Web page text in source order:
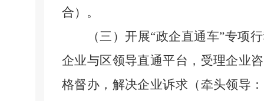
合）。
（三）开展“政企直通车”专项
企业与区领导直通平台，受理企业
格督办，解决企业诉求（牵头领导